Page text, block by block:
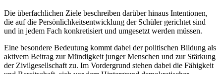
Die überfachlichen Ziele beschreiben darüber hinaus Intentionen,
die auf die Persönlichkeitsentwicklung der Schüler gerichtet sind
und in jedem Fach konkretisiert und umgesetzt werden müssen.
Eine besondere Bedeutung kommt dabei der politischen Bildung als
aktivem Beitrag zur Mündigkeit junger Menschen und zur Stärkung
der Zivilgesellschaft zu. Im Vordergrund stehen dabei die Fähigkeit